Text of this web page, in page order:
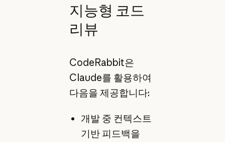
지능형 코드
리뷰
CodeRabbit은
Claude를 활용하여
다음을 제공합니다:
개발 중 컨텍스트
기반 피드백을